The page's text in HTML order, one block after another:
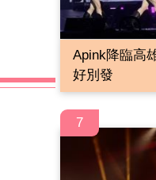
Apink降臨高
好別發
7